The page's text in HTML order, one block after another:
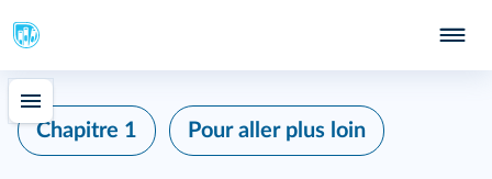
Chapitre 1 Pour aller plus loin